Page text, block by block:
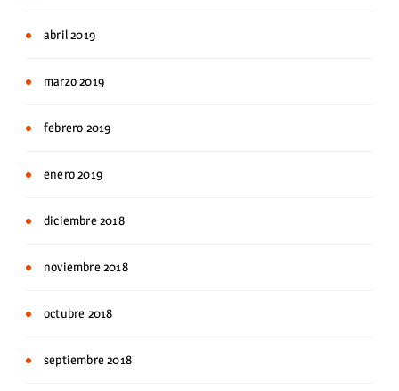
abril 2019
marzo 2019
febrero 2019
enero 2019
diciembre 2018
noviembre 2018
octubre 2018
septiembre 2018